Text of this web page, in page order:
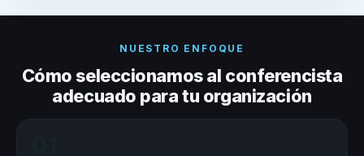
NUESTRO ENFOQUE
Cómo seleccionamos al conferencista
adecuado para tu organización